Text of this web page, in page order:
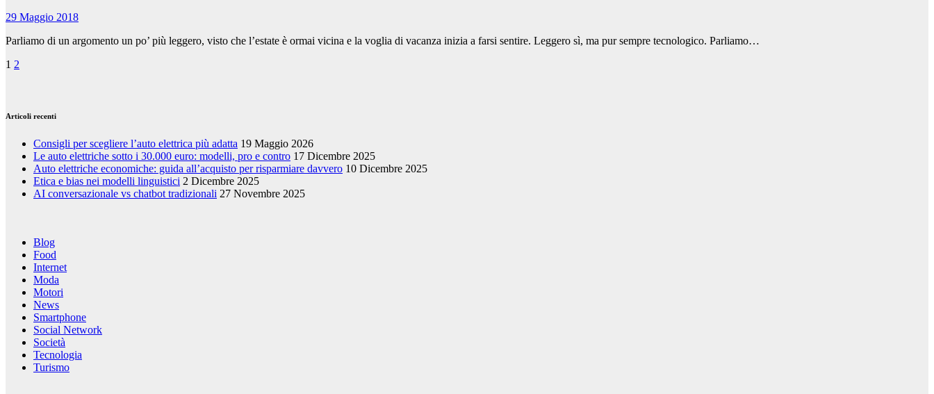
29 Maggio 2018
Parliamo di un argomento un po’ più leggero, visto che l’estate è ormai vicina e la voglia di vacanza inizia a farsi sentire. Leggero sì, ma pur sempre tecnologico. Parliamo…
Paginazione
1 2
Articoli recenti
Consigli per scegliere l’auto elettrica più adatta 19 Maggio 2026
Le auto elettriche sotto i 30.000 euro: modelli, pro e contro 17 Dicembre 2025
Auto elettriche economiche: guida all’acquisto per risparmiare davvero 10 Dicembre 2025
Etica e bias nei modelli linguistici 2 Dicembre 2025
AI conversazionale vs chatbot tradizionali 27 Novembre 2025
Blog
Food
Internet
Moda
Motori
News
Smartphone
Social Network
Società
Tecnologia
Turismo